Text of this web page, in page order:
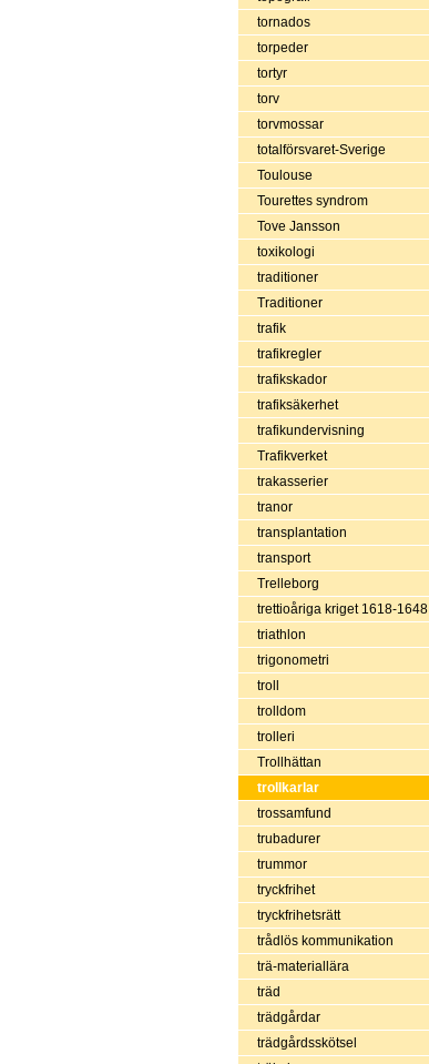
tornados
torpeder
tortyr
torv
torvmossar
totalförsvaret-Sverige
Toulouse
Tourettes syndrom
Tove Jansson
toxikologi
traditioner
Traditioner
trafik
trafikregler
trafikskador
trafiksäkerhet
trafikundervisning
Trafikverket
trakasserier
tranor
transplantation
transport
Trelleborg
trettioåriga kriget 1618-1648
triathlon
trigonometri
troll
trolldom
trolleri
Trollhättan
trollkarlar
trossamfund
trubadurer
trummor
tryckfrihet
tryckfrihetsrätt
trådlös kommunikation
trä-materiallära
träd
trädgårdar
trädgårdsskötsel